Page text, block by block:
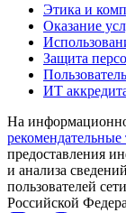
Этика и
Оказание
Защита
ИТ
На
рекомендательные
предоставления
и анализа
пользователей
Российской